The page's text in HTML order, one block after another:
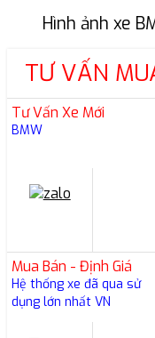
Hình ảnh xe
TƯ VẤN
Tư Vấn Xe Mới
BMW
Mua Bán - Định Giá
Hệ thống xe đã qua sử
dụng lớn nhất VN